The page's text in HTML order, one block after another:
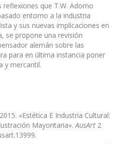
reflexiones que T.W. Adorno
entorno a la industria
y sus nuevas implicaciones en
se propone una revisión
alemán sobre las
para en última instancia poner
y mercantil.
«Estética E Industria Cultural:
Mayoritaria». AusArt 2